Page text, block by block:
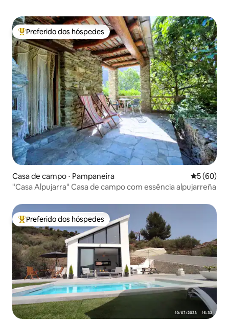
Entre os melhores preferidos dos hóspedes
Preferido dos hóspedes
Casa de campo ⋅ Pampaneira 5 de uma
5 (60)
"Casa Alpujarra" Casa de campo com essência alpujarreña
Entre os melhores preferidos dos hóspedes
Preferido dos hóspedes